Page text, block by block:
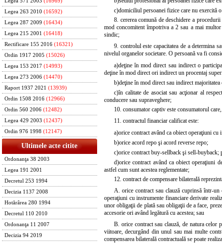
Legea 263 2010 (16592)
Legea 287 2009 (16434)
Legea 215 2001 (16418)
Rectificare 155 2016 (16321)
Ordin 1917 2005 (15026)
Legea 153 2017 (14993)
Legea 273 2006 (14470)
Raport 1937 2021 (13939)
Ordin 1508 2016 (12966)
Ordin 560 2006 (12482)
Legea 429 2003 (12437)
Ordin 976 1998 (12147)
Ultimele acte citite
Ordonanţa 38 2003
Legea 191 2001
Decretul 253 1994
Decizia 1137 2008
Hotărârea 280 1994
Decretul 110 2010
Ordonanţa 11 2007
Decizia 94 2019
c)domiciliul persoanei fizice care nu exercită
8. cererea comună de deschidere a
mod concomitent împotriva a 2 sau a mai
sindic;
9. controlul este capacitatea de a determina
nivelul organelor societare. O persoană va fi
a)deţine în mod direct sau indirect o
deţine în mod direct ori indirect un procentaj
b)deţine în mod direct sau indirect
c)în calitate de asociat sau acţionar al
conducere sau supraveghere;
10. consumator captiv este consumatorul
11. contractul financiar calificat este:
a)orice contract având ca obiect operaţiuni cu
b)orice acord repo şi acord reverse repo;
c)orice contract buy-sellback şi sell-buyback;
d)orice contract având ca obiect operaţiuni
astfel cum sunt acestea reglementate;
12. contract de compensare bilaterală
A. orice contract sau clauză cuprinsă într-
operaţiuni cu instrumente financiare derivate
unor obligaţii de plată sau obligaţii de a face,
accesorie ori având legătură cu acestea; sau
B. orice contract sau clauză, de natura celor
viitoare, decurgând din unul sau mai multe
compensarea bilaterală contractuală se poate